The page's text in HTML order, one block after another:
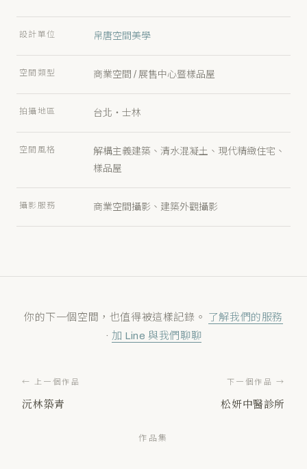
設計單位 帛唐空間美學
空間類型 商業空間 / 展售中心暨樣品屋
拍攝地區 台北・士林
空間風格
解構主義建築、清水混凝土、現代精緻住宅、
樣品屋
攝影服務 商業空間攝影、建築外觀攝影
你的下一個空間，也值得被這樣記錄。 了解我們的服務
· 加 Line 與我們聊聊
← 上一個作品
沅林築青
作品集
下一個作品 →
松妍中醫診所